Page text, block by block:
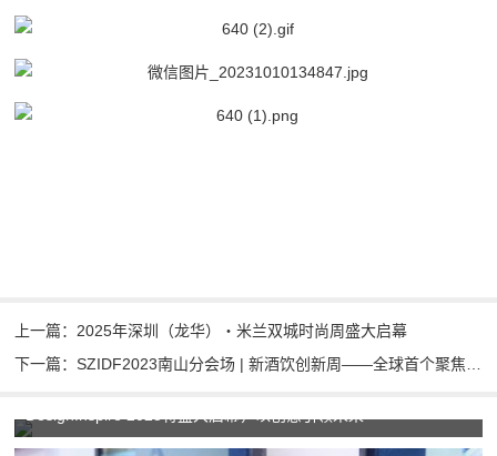
上一篇：2025年深圳（龙华）・米兰双城时尚周盛大启幕